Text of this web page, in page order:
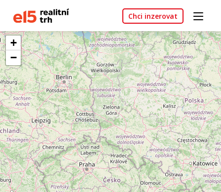
Chci inzerovat
+
−